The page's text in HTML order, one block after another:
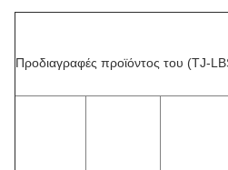
Προδιαγραφές προϊόντος του (TJ-